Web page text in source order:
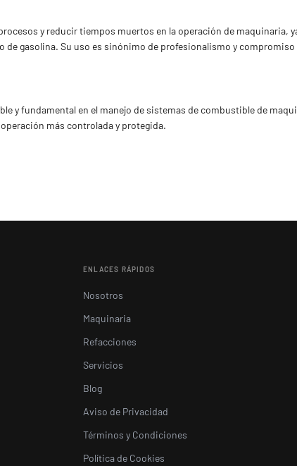
y reducir tiempos muertos en la operación de
de gasolina. Su uso es sinónimo de profesionalismo y
y fundamental en el manejo de sistemas de combustible de
más controlada y protegida.
ENLACES RÁPIDOS
Nosotros
Maquinaria
Refacciones
Servicios
Blog
Aviso de Privacidad
Términos y Condiciones
Política de Cookies